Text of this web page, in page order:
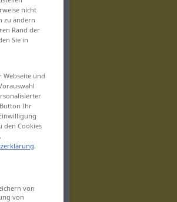
nicht
zu ändern
Rand der
Sie in
und
Ihr
den Cookies
.
von
von